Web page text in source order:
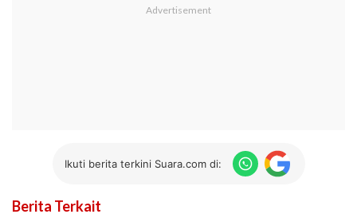
Ikuti berita terkini Suara.com di:
Berita Terkait